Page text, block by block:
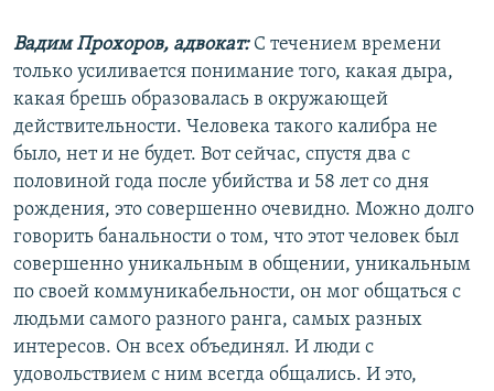
Вадим Прохоров, адвокат: С течением времени
только усиливается понимание того, какая дыра,
какая брешь образовалась в окружающей
действительности. Человека такого калибра не
было, нет и не будет. Вот сейчас, спустя два с
половиной года после убийства и 58 лет со дня
рождения, это совершенно очевидно. Можно долго
говорить банальности о том, что этот человек был
совершенно уникальным в общении, уникальным
по своей коммуникабельности, он мог общаться с
людьми самого разного ранга, самых разных
интересов. Он всех объединял. И люди с
удовольствием с ним всегда общались. И это,